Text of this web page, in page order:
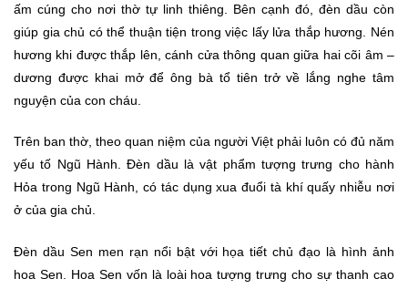
ấm cúng cho nơi thờ tự linh thiêng. Bên cạnh đó, đèn dầu còn
giúp gia chủ có thể thuận tiện trong việc lấy lửa thắp hương. Nén
hương khi được thắp lên, cánh cửa thông quan giữa hai cõi âm –
dương được khai mở để ông bà tổ tiên trở về lắng nghe tâm
nguyện của con cháu.
Trên ban thờ, theo quan niệm của người Việt phải luôn có đủ năm
yếu tố Ngũ Hành. Đèn dầu là vật phẩm tượng trưng cho hành
Hỏa trong Ngũ Hành, có tác dụng xua đuổi tà khí quấy nhiễu nơi
ở của gia chủ.
Đèn dầu Sen men rạn nổi bật với họa tiết chủ đạo là hình ảnh
hoa Sen. Hoa Sen vốn là loài hoa tượng trưng cho sự thanh cao